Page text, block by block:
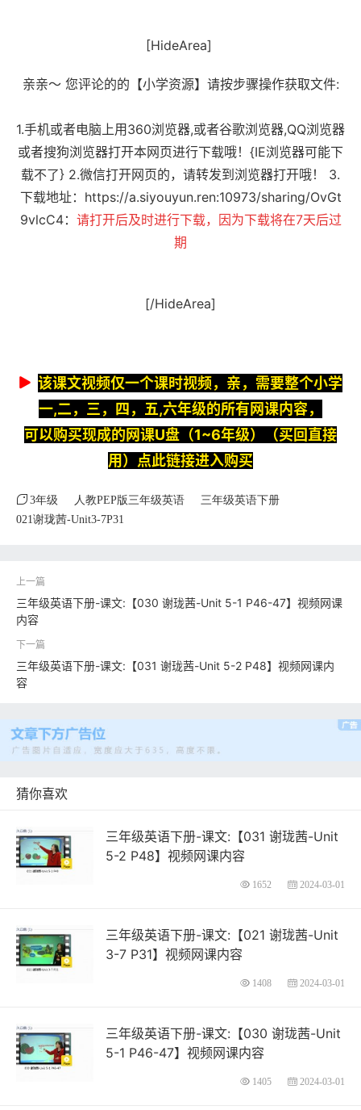
[HideArea]
亲亲～ 您评论的的【小学资源】请按步骤操作获取文件:
1.手机或者电脑上用360浏览器,或者谷歌浏览器,QQ浏览器
或者搜狗浏览器打开本网页进行下载哦！{IE浏览器可能下
载不了} 2.微信打开网页的，请转发到浏览器打开哦！ 3.
下载地址： https://a.siyouyun.ren:10973/sharing/OvGt
9vlcC4： 请打开后及时进行下载，因为下载将在7天后过
期
[/HideArea]
该课文视频仅一个课时视频，亲，需要整个小学
一,二，三，四，五,六年级的所有网课内容，
可以购买现成的网课U盘（1~6年级）（买回直接
用）点此链接进入购买
3年级 人教PEP版三年级英语
三年级英语下册
021谢珑茜-Unit3-7P31
三年级英语下册-课文:【030 谢珑茜-Unit 5-1 P46-47】视频网课
内容
三年级英语下册-课文:【031 谢珑茜-Unit 5-2 P48】视频网课内
容
猜你喜欢
三年级英语下册-课文:【031 谢珑茜-Unit
5-2 P48】视频网课内容
1652 2024-03-01
三年级英语下册-课文:【021 谢珑茜-Unit
3-7 P31】视频网课内容
1408 2024-03-01
三年级英语下册-课文:【030 谢珑茜-Unit
5-1 P46-47】视频网课内容
1405 2024-03-01